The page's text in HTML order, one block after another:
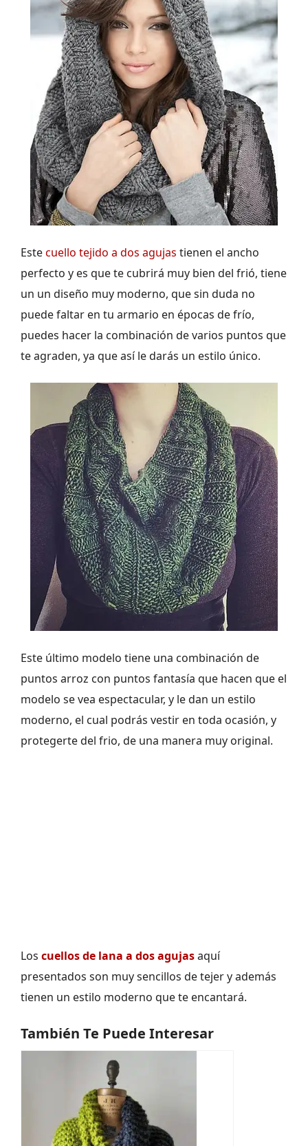
Estecuello tejido a dos agujas tienen el ancho
perfecto y es que te cubrirá muy bien del frió, tiene
un un diseño muy moderno, que sin duda no
puede faltar en tu armario en épocas de frío,
puedes hacer la combinación de varios puntos que
te agraden, ya que así le darás un estilo único.
Este último modelo tiene una combinación de
puntos arroz con puntos fantasía que hacen que el
modelo se vea espectacular, y le dan un estilo
moderno, el cual podrás vestir en toda ocasión, y
protegerte del frio, de una manera muy original.
Los cuellos de lana a dos agujasaquí
presentados son muy sencillos de tejer y además
tienen un estilo moderno que te encantará.
También Te Puede Interesar